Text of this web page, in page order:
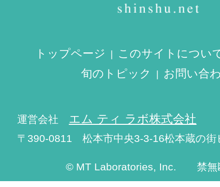
トップページ
このサイトについ
旬のトピック
お問い合
運営会社 エム ティ ラボ株式会社
〒390-0811 松本市中央3-3-16松本蔵の街
© MT Laboratories, Inc. 禁無